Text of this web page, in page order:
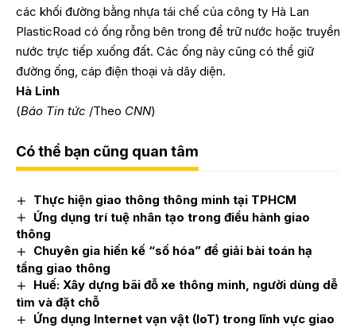
các khối đường bằng nhựa tái chế của công ty Hà Lan
PlasticRoad có ống rỗng bên trong để trữ nước hoặc truyền
nước trực tiếp xuống đất. Các ống này cũng có thể giữ
đường ống, cáp điện thoại và dây diện.
Hà Linh
(Báo Tin tức /Theo CNN)
Có thể bạn cũng quan tâm
Thực hiện giao thông thông minh tại TPHCM
Ứng dụng trí tuệ nhân tạo trong điều hành giao
thông
Chuyên gia hiến kế “số hóa” để giải bài toán hạ
tầng giao thông
Huế: Xây dựng bãi đỗ xe thông minh, người dùng dễ
tìm và đặt chỗ
Ứng dụng Internet vạn vật (IoT) trong lĩnh vực giao